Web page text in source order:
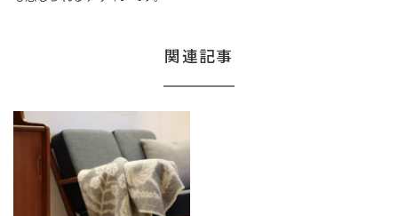
関連記事